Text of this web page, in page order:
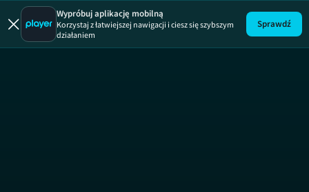
Druga szansa
Wypróbuj aplikację mobilną
Korzystaj z łatwiejszej nawigacji i ciesz się szybszym
działaniem
Sprawdź